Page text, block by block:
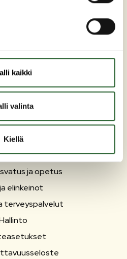
kaikki
valinta
Kiellä
ja ympäristö
ja vapaa-aika
ja opetus
elinkeinot
terveyspalvelut